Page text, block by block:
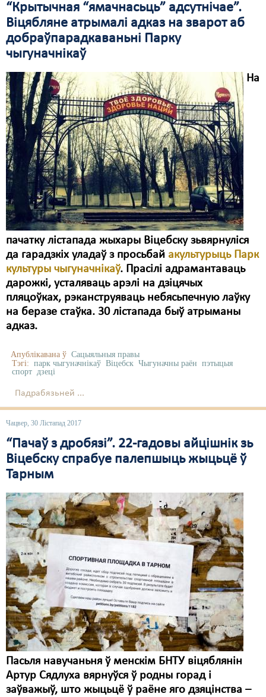
“Крытычная “ямачнасьць” адсутнічае”.
Віцябляне атрымалі адказ на зварот аб
добраўпарадкаваньні Парку
чыгуначнікаў
На
пачатку лістапада жыхары Віцебску зьвярнуліся
да гарадзкіх уладаў з просьбай акультурыць Парк
культуры чыгуначнікаў. Прасілі адрамантаваць
дарожкі, усталяваць арэлі на дзіцячых
пляцоўках, рэканструяваць небясьпечную лаўку
на беразе стаўка. 30 лістапада быў атрыманы
адказ.
Апублікавана ў Сацыяльныя правы
Тэгі: парк чыгуначнікаў Віцебск Чыгуначны раён пэтыцыя
спорт дзеці
Падрабязьней ...
Чацвер, 30 Лістапад 2017
“Пачаў з дробязі”. 22-гадовы айцішнік зь
Віцебску спрабуе палепшыць жыцьцё ў
Тарным
Пасьля навучаньня ў менскім БНТУ віцяблянін
Артур Сядлуха вярнуўся ў родны горад і
заўважыў, што жыцьцё ў раёне яго дзяцінства –
Свабода сумленьня
Суд
Экалёгія
Правы працоўных
Сацыяльныя правы